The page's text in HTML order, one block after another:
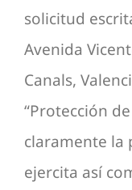
solicitud
Avenida
Canals,
“Protección
claramente la
ejercita así